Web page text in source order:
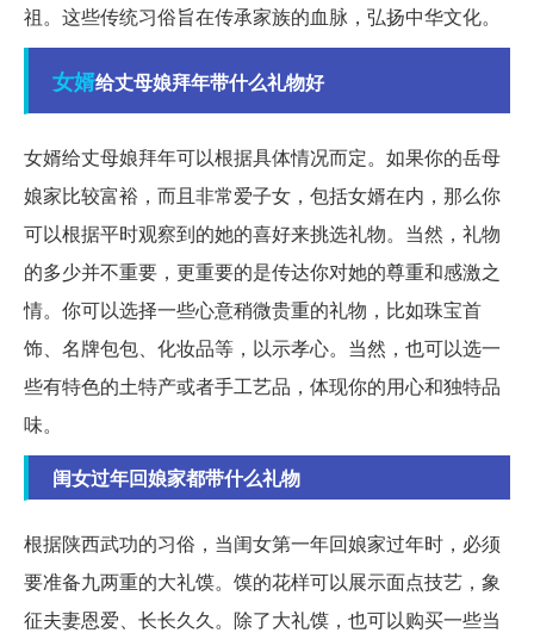
祖。这些传统习俗旨在传承家族的血脉，弘扬中华文化。
女婿给丈母娘拜年带什么礼物好
女婿给丈母娘拜年可以根据具体情况而定。如果你的岳母
娘家比较富裕，而且非常爱子女，包括女婿在内，那么你
可以根据平时观察到的她的喜好来挑选礼物。当然，礼物
的多少并不重要，更重要的是传达你对她的尊重和感激之
情。你可以选择一些心意稍微贵重的礼物，比如珠宝首
饰、名牌包包、化妆品等，以示孝心。当然，也可以选一
些有特色的土特产或者手工艺品，体现你的用心和独特品
味。
闺女过年回娘家都带什么礼物
根据陕西武功的习俗，当闺女第一年回娘家过年时，必须
要准备九两重的大礼馍。馍的花样可以展示面点技艺，象
征夫妻恩爱、长长久久。除了大礼馍，也可以购买一些当